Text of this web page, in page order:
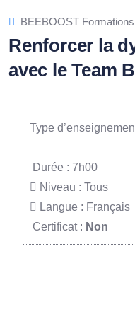
BEEBOOST Formations
Renforcer la
avec le Team
Type
Durée : 7h00
Niveau : Tous
Langue : Français
Certificat : Non